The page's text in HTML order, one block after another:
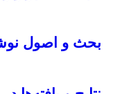
بحث و اصول